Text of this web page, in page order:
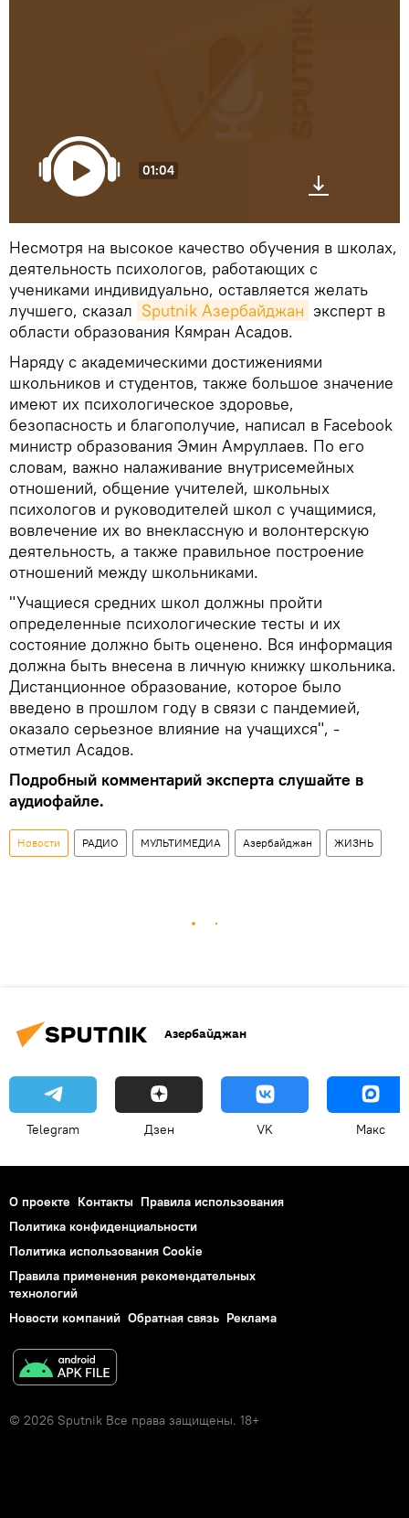
01:04
Несмотря на высокое качество обучения в школах,
деятельность психологов, работающих с
учениками индивидуально, оставляется желать
лучшего, сказал Sputnik Азербайджан эксперт в
области образования Кямран Асадов.
Наряду с академическими достижениями
школьников и студентов, также большое значение
имеют их психологическое здоровье,
безопасность и благополучие, написал в Facebook
министр образования Эмин Амруллаев. По его
словам, важно налаживание внутрисемейных
отношений, общение учителей, школьных
психологов и руководителей школ с учащимися,
вовлечение их во внеклассную и волонтерскую
деятельность, а также правильное построение
отношений между школьниками.
"Учащиеся средних школ должны пройти
определенные психологические тесты и их
состояние должно быть оценено. Вся информация
должна быть внесена в личную книжку школьника.
Дистанционное образование, которое было
введено в прошлом году в связи с пандемией,
оказало серьезное влияние на учащихся", -
отметил Асадов.
Подробный комментарий эксперта слушайте в
аудиофайле.
Новости РАДИО МУЛЬТИМЕДИА Азербайджан ЖИЗНЬ
Азербайджан
Telegram Дзен VK Макс
О проекте Контакты Правила использования
Политика конфиденциальности
Политика использования Cookie
Правила применения рекомендательных
технологий
Новости компаний Обратная связь Реклама
© 2026 Sputnik Все права защищены. 18+